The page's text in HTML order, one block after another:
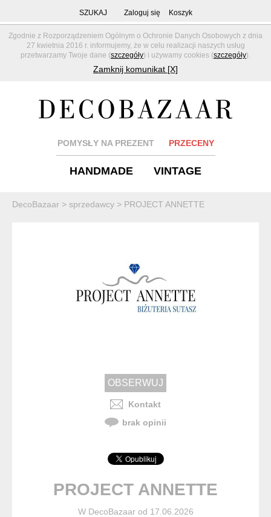
Zgodnie z Rozporządzeniem Ogólnym o Ochronie Danych Osobowych z dnia
27 kwietnia 2016 r. informujemy, że w celu realizacji naszych usług
przetwarzamy Twoje dane (szczegóły) i używamy cookies (szczegóły).
Zamknij komunikat [X]
SZUKAJ Zaloguj się Koszyk
POMYSŁY NA PREZENT PRZECENY
HANDMADE VINTAGE
DecoBazaar > sprzedawcy > PROJECT ANNETTE
Kontakt
brak opinii
PROJECT ANNETTE
W DecoBazaar od 17.06.2026